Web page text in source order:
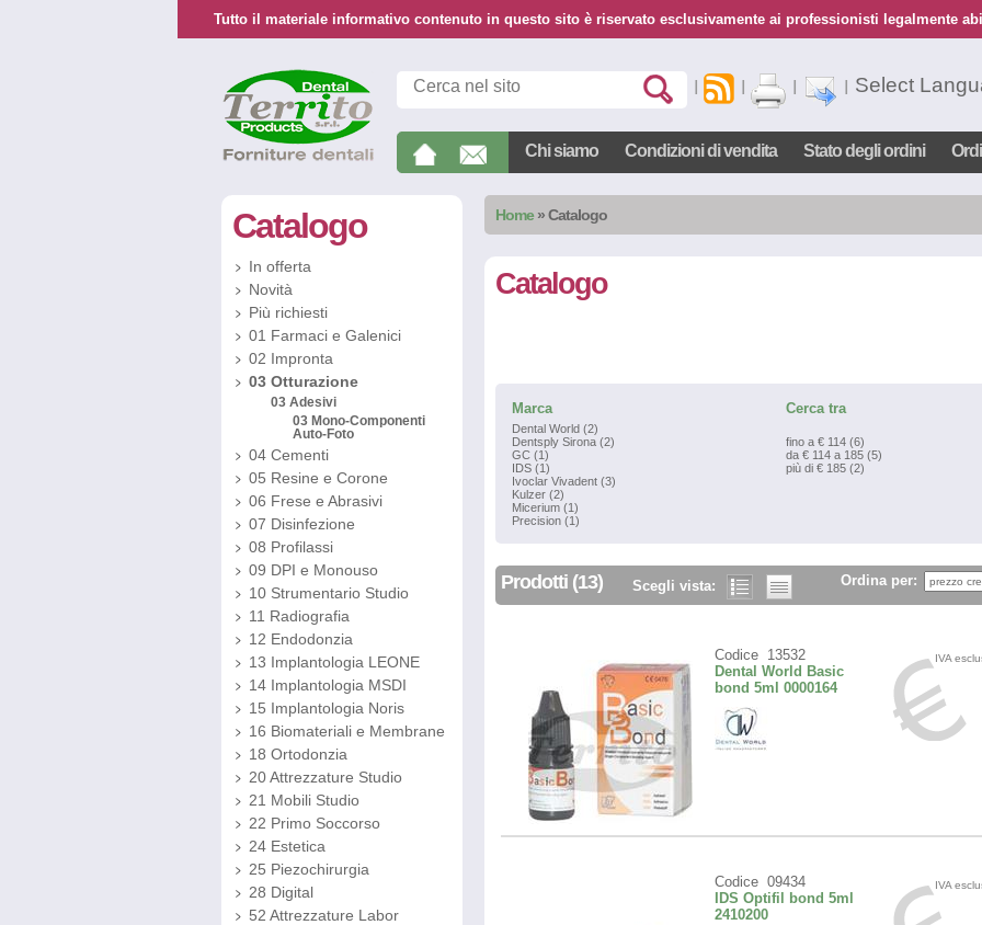
Tutto il materiale informativo contenuto in questo sito è riservato esclusivamente ai professionisti legalmente
Select
Chi siamo Condizioni di vendita Stato degli ordini
Home »Catalogo
Catalogo
In offerta
Novità
Più richiesti
01 Farmaci e Galenici
02 Impronta
03 Otturazione
03 Adesivi
03 Mono-Componenti
Auto-Foto
04 Cementi
05 Resine e Corone
06 Frese e Abrasivi
07 Disinfezione
08 Profilassi
09 DPI e Monouso
10 Strumentario Studio
11 Radiografia
12 Endodonzia
13 Implantologia LEONE
14 Implantologia MSDI
15 Implantologia Noris
16 Biomateriali e Membrane
18 Ortodonzia
20 Attrezzature Studio
21 Mobili Studio
22 Primo Soccorso
24 Estetica
25 Piezochirurgia
28 Digital
52 Attrezzature Labor
Catalogo
Marca
Dental World (2)
Dentsply Sirona (2)
GC (1)
IDS (1)
Ivoclar Vivadent (3)
Kulzer (2)
Micerium (1)
Precision (1)
Cerca tra
fino a € 114 (6)
da € 114 a 185 (5)
più di € 185 (2)
Prodotti (13) Scegli vista: Ordina per:
Codice 13532
Dental World Basic
bond 5ml 0000164
IVA
Codice 09434
IDS Optifil bond 5ml
2410200
IVA